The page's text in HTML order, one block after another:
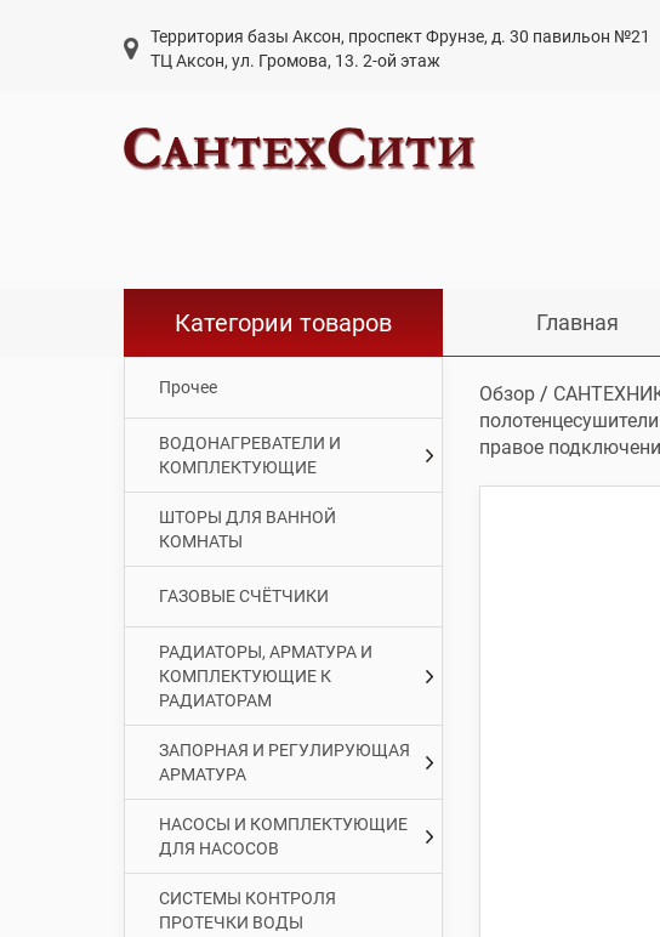
Территория базы Аксон, проспект Фрунзе, д. 30 павильон №21
ТЦ Аксон, ул. Громова, 13. 2-ой этаж
Главная
Категории товаров
Прочее
ВОДОНАГРЕВАТЕЛИ И
КОМПЛЕКТУЮЩИЕ
ШТОРЫ ДЛЯ ВАННОЙ
КОМНАТЫ
ГАЗОВЫЕ СЧЁТЧИКИ
РАДИАТОРЫ, АРМАТУРА И
КОМПЛЕКТУЮЩИЕ К
РАДИАТОРАМ
ЗАПОРНАЯ И РЕГУЛИРУЮЩАЯ
АРМАТУРА
НАСОСЫ И КОМПЛЕКТУЮЩИЕ
ДЛЯ НАСОСОВ
СИСТЕМЫ КОНТРОЛЯ
ПРОТЕЧКИ ВОДЫ
Обзор/
полотенцесушители
правое